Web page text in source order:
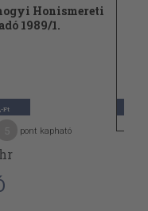
Honismereti
1989/1.
,-Ft
pont kapható